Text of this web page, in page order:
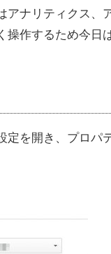
ナリティクス、
作するため今日
を開き、プロパ